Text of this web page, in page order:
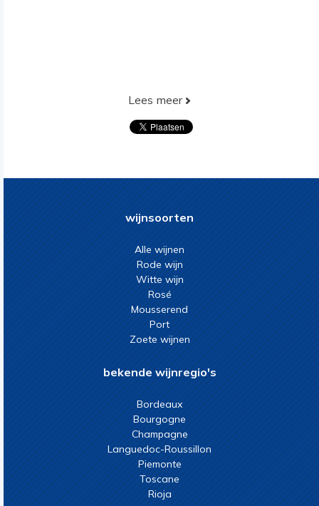
Lees meer
wijnsoorten
Alle wijnen
Rode wijn
Witte wijn
Rosé
Mousserend
Port
Zoete wijnen
bekende wijnregio's
Bordeaux
Bourgogne
Champagne
Languedoc-Roussillon
Piemonte
Toscane
Rioja